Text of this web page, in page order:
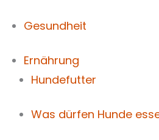
Gesundheit
Ernährung
Hundefutter
Was dürfen Hunde